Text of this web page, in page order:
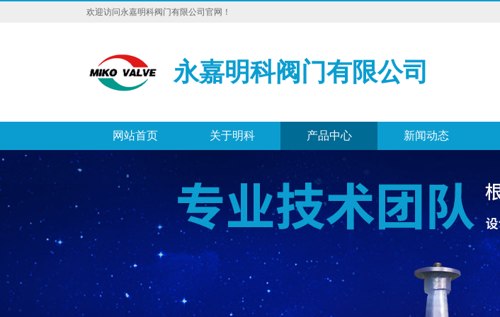
欢迎访问永嘉明科阀门有限公司官网！
永嘉明科阀门有限公司
网站首页 关于明科 产品中心 新闻动态